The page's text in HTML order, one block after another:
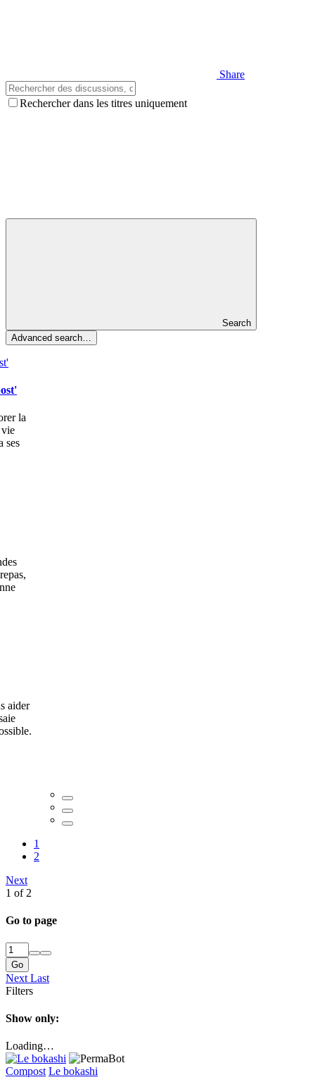
Share
Rechercher dans les titres uniquement
Search
Advanced search…
la
vie
ses
aider
1
2
Next
1 of 2
Go to page
Go
Next Last
Filters
Show only:
Loading…
Compost Le bokashi